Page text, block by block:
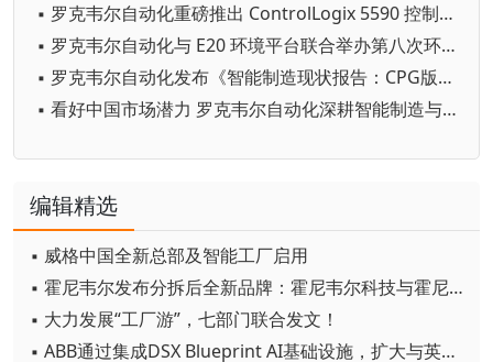
▪ 罗克韦尔自动化重磅推出 ControlLogix 5590 控制器，引领工控新时代
▪ 罗克韦尔自动化与 E20 环境平台联合举办第八次环境产业上市公司资本主题沙龙
▪ 罗克韦尔自动化发布《智能制造现状报告：CPG版》：报告显示CPG 行业优先考虑创新而非削减成本
▪ 看好中国市场潜力 罗克韦尔自动化深耕智能制造与新能源领域
编辑精选
▪ 威格中国全新总部及智能工厂启用
▪ 霍尼韦尔发布分拆后全新品牌：霍尼韦尔科技与霍尼韦尔航空航天
▪ 大力发展“工厂游”，七部门联合发文！
▪ ABB通过集成DSX Blueprint AI基础设施，扩大与英伟达的合作